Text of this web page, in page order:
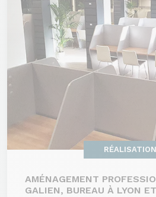
AMÉNAGEMENT
GALIEN, BUREAU À LYON